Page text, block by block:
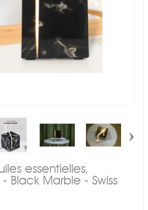
›
essentielles,
Black Marble - Swiss